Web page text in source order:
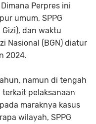
Perpres ini
umum, SPPG
dan waktu
Nasional (BGN) diatur
2024.
namun di tengah
pelaksanaan
maraknya kasus
wilayah, SPPG